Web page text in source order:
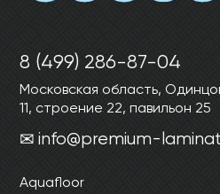
8 (499) 286-87-04
Московская область,
11, строение 22, павильон 25
info@premium-
Aquafloor